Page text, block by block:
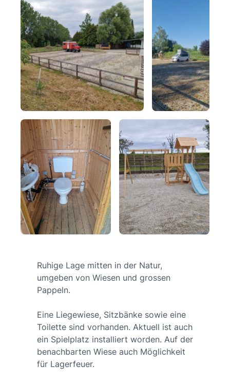
Ruhige Lage mitten in der Natur,
umgeben von Wiesen und grossen
Pappeln.
Eine Liegewiese, Sitzbänke sowie eine
Toilette sind vorhanden. Aktuell ist auch
ein Spielplatz installiert worden. Auf der
benachbarten Wiese auch Möglichkeit
für Lagerfeuer.